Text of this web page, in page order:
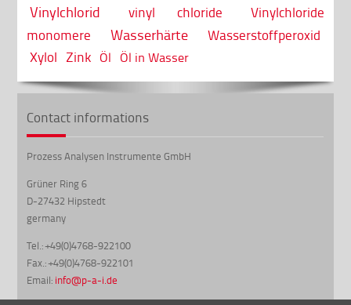
Vinylchlorid vinyl chloride
Vinylchloride
monomere
Wasserhärte
Wasserstoffperoxid
Xylol Zink Öl Öl in Wasser
Contact informations
Prozess Analysen Instrumente GmbH
Grüner Ring 6
D-27432 Hipstedt
germany
Tel.: +49(0)4768-922100
Fax.: +49(0)4768-922101
Email: info@p-a-i.de